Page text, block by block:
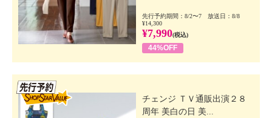
先行予約期間：8/2〜7 放送日：8/8
¥14,300
¥7,990(税込)
44%OFF
チェンジ ＴＶ通販出演２８
周年 美白の日 美...